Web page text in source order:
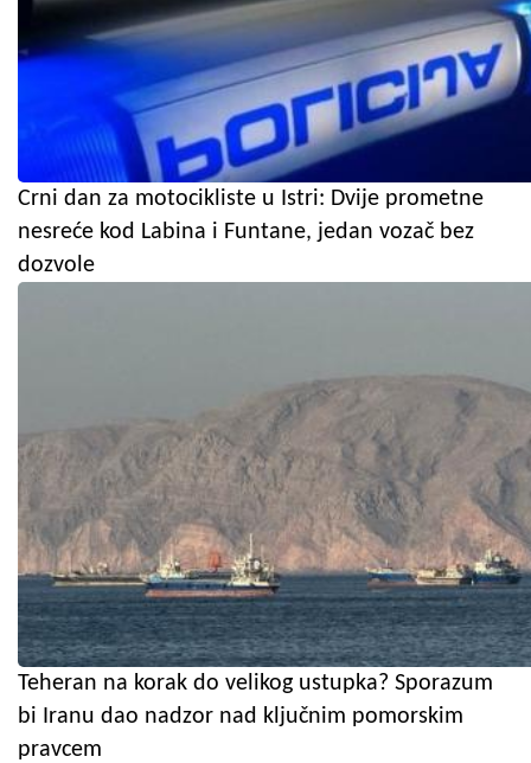
Crni dan za motocikliste u Istri: Dvije prometne
nesreće kod Labina i Funtane, jedan vozač bez
dozvole
Teheran na korak do velikog ustupka? Sporazum
bi Iranu dao nadzor nad ključnim pomorskim
pravcem